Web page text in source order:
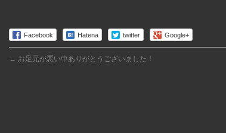
Facebook Hatena twitter Google+
← お足元が悪い中ありがとうございました！